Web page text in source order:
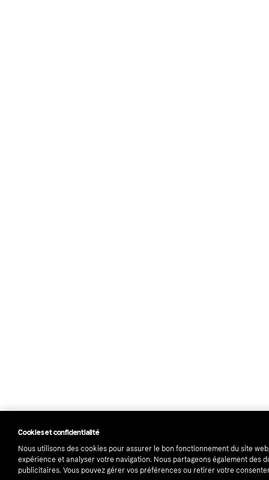
Cookies et confidentialité
Nous utilisons des cookies pour assurer le bon fonctionnement du site
expérience et analyser votre navigation. Nous partageons également des
publicitaires. Vous pouvez gérer vos préférences ou retirer votre